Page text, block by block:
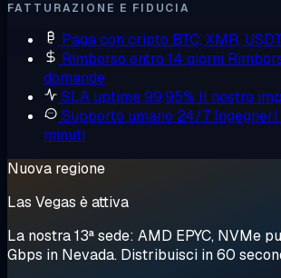
FATTURAZIONE E FIDUCIA
Paga con cripto BTC, XMR,
Rimborso entro 14 giorni
domande
SLA uptime 99,95% Il nostro
Supporto umano 24/7
minuti
Nuova regione
Las Vegas è attiva
La nostra 13ª sede: AMD EPYC, NVMe
Gbps in Nevada. Distribuisci in 60